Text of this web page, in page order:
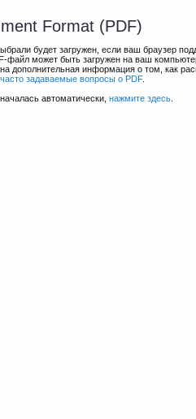
Format (PDF)
будет загружен, если ваш браузер
файл может быть загружен на ваш
дополнительная информация о том, как
часто задаваемые вопросы о PDF.
автоматически,нажмите здесь